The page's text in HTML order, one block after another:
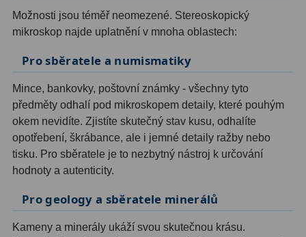
Deep-Sky kamery28
Adaptéry projekční11
Adaptéry T239
Adaptéry M4833
Filtry L-RGB
Filtry IR-Pass6
Možnosti jsou téměř neomezené. Stereoskopický
mikroskop najde uplatnění v mnoha oblastech:
Pro sběratele a numismatiky
Mince, bankovky, poštovní známky - všechny tyto
předměty odhalí pod mikroskopem detaily, které pouhým
okem nevidíte. Zjistíte skutečný stav kusu, odhalíte
opotřebení, škrábance, ale i jemné detaily ražby nebo
tisku. Pro sběratele je to nezbytný nástroj k určování
hodnoty a autenticity.
Pro geology a sběratele minerálů
Kameny a minerály ukáží svou skutečnou krásu.